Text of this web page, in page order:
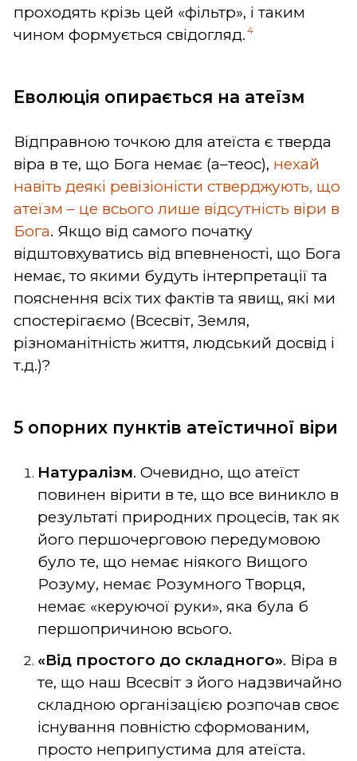
проходять крізь цей «фільтр», і таким
чином формується свідогляд. 4
Еволюція опирається на атеїзм
Відправною точкою для атеїста є тверда
віра в те, що Бога немає (a–теос), нехай
навіть деякі ревізіоністи стверджують, що
атеїзм – це всього лише відсутність віри в
Бога. Якщо від самого початку
відштовхуватись від впевненості, що Бога
немає, то якими будуть інтерпретації та
пояснення всіх тих фактів та явищ, які ми
спостерігаємо (Всесвіт, Земля,
різноманітність життя, людський досвід і
т.д.)?
5 опорних пунктів атеїстичної віри
Натуралізм. Очевидно, що атеїст
повинен вірити в те, що все виникло в
результаті природних процесів, так як
його першочерговою передумовою
було те, що немає ніякого Вищого
Розуму, немає Розумного Творця,
немає «керуючої руки», яка була б
першопричиною всього.
«Від простого до складного». Віра в
те, що наш Всесвіт з його надзвичайно
складною організацією розпочав своє
існування повністю сформованим,
просто неприпустима для атеїста.